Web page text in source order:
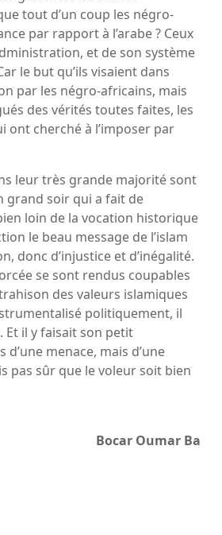
tout d’un coup les négro-
par rapport à l’arabe ? Ceux
et de son système
le but qu’ils visaient dans
par les négro-africains, mais
des vérités toutes faites, les
ont cherché à l’imposer par
leur très grande majorité sont
grand soir qui a fait de
loin de la vocation historique
le beau message de l’islam
donc d’injustice et d’inégalité.
se sont rendus coupables
des valeurs islamiques
politiquement, il
Et il y faisait son petit
menace, mais d’une
pas sûr que le voleur soit bien
Bocar Oumar Ba